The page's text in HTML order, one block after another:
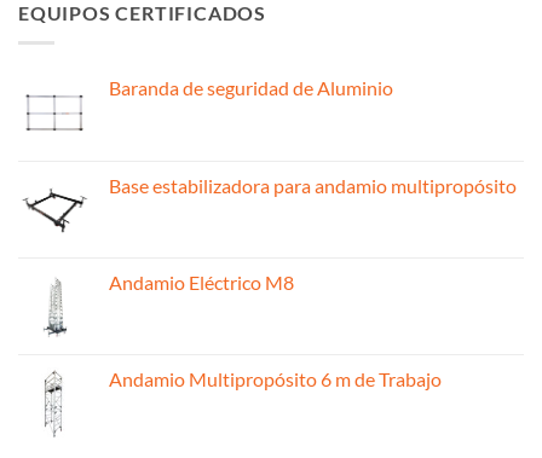
EQUIPOS CERTIFICADOS
Baranda de seguridad de Aluminio
Base estabilizadora para andamio multipropósito
Andamio Eléctrico M8
Andamio Multipropósito 6 m de Trabajo